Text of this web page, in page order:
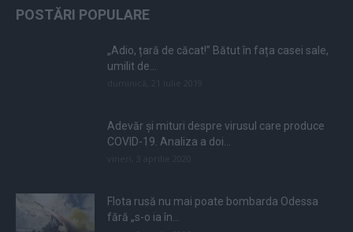
POSTĂRI POPULARE
„Adio, țară de căcat!” Bătut în fața casei sale,
umilit de...
Adevăr și mituri despre virusul care produce
COVID-19. Analiza a doi...
Flota rusă nu mai poate bombarda Odessa
fără „s-o ia în...